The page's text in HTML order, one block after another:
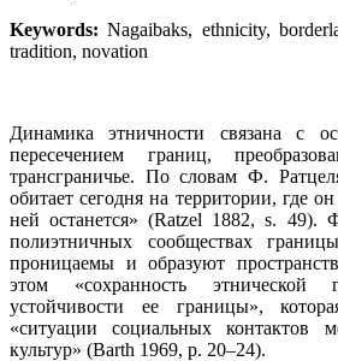
Keywords:Nagaibaks, ethnicity,
tradition, novation
Динамика этничности связана с
пересечением границ,
трансграничье. По словам Ф.
обитает сегодня на территории, где
ней останется» (Ratzel 1882, s. 49).
полиэтничных сообществах
проницаемы и образуют
этом «сохранность
устойчивости ее границы»,
«ситуации социальных контактов
культур» (Barth 1969, p. 20–24).